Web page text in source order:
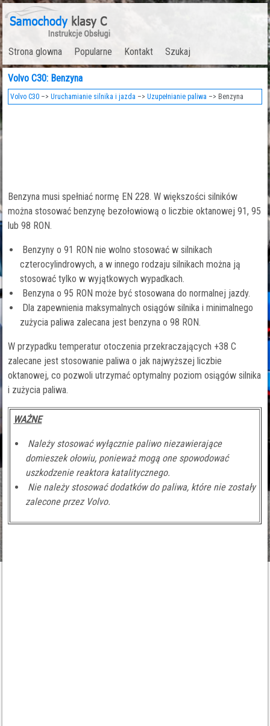
Strona glowna Popularne Kontakt Szukaj
Volvo C30: Benzyna
Volvo C30 –>Uruchamianie silnika i jazda –>Uzupełnianie paliwa –> Benzyna
Benzyna musi spełniać normę EN 228. W większości silników
można stosować benzynę bezołowiową o liczbie oktanowej 91, 95
lub 98 RON.
Benzyny o 91 RON nie wolno stosować w silnikach
czterocylindrowych, a w innego rodzaju silnikach można ją
stosować tylko w wyjątkowych wypadkach.
Benzyna o 95 RON może być stosowana do normalnej jazdy.
Dla zapewnienia maksymalnych osiągów silnika i minimalnego
zużycia paliwa zalecana jest benzyna o 98 RON.
W przypadku temperatur otoczenia przekraczających +38 C
zalecane jest stosowanie paliwa o jak najwyższej liczbie
oktanowej, co pozwoli utrzymać optymalny poziom osiągów silnika
i zużycia paliwa.
WAŻNE
Należy stosować wyłącznie paliwo niezawierające
domieszek ołowiu, ponieważ mogą one spowodować
uszkodzenie reaktora katalitycznego.
Nie należy stosować dodatków do paliwa, które nie zostały
zalecone przez Volvo.